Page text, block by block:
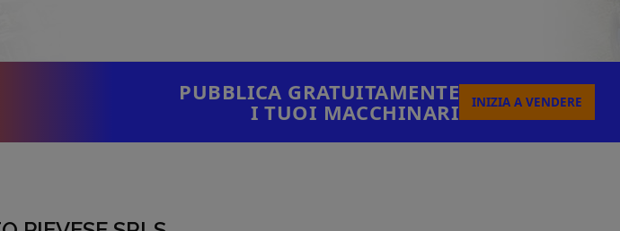
PUBBLICA GRATUITAMENTE
I TUOI MACCHINARI INIZIA A VENDERE